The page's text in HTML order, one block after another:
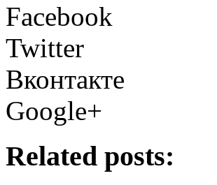
Facebook
Twitter
Вконтакте
Google+
Related posts: